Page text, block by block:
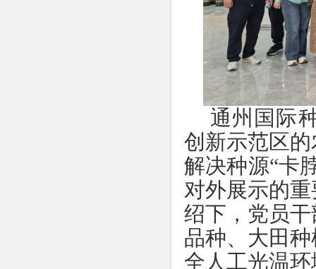
通州国际
创新示范区
解决种源“卡
对外展示的
绍下，党员
品种、大田
全人工光温